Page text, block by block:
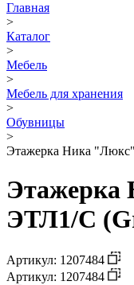
Главная
>
Каталог
>
Мебель
>
Мебель для хранения
>
Обувницы
>
Этажерка Ника
ЭТЛ1/С
Артикул: 1207484
Артикул: 1207484